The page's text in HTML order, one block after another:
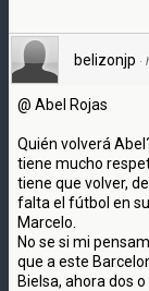
belizonjp ·
@ Abel Rojas
Quién volverá
tiene mucho
tiene que volver,
falta el fútbol en
Marcelo.
No se si mi
que a este
Bielsa, ahora dos